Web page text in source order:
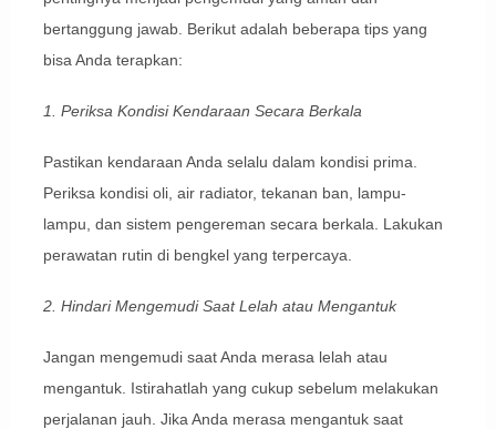
bertanggung jawab. Berikut adalah beberapa tips yang
bisa Anda terapkan:
1. Periksa Kondisi Kendaraan Secara Berkala
Pastikan kendaraan Anda selalu dalam kondisi prima.
Periksa kondisi oli, air radiator, tekanan ban, lampu-
lampu, dan sistem pengereman secara berkala. Lakukan
perawatan rutin di bengkel yang terpercaya.
2. Hindari Mengemudi Saat Lelah atau Mengantuk
Jangan mengemudi saat Anda merasa lelah atau
mengantuk. Istirahatlah yang cukup sebelum melakukan
perjalanan jauh. Jika Anda merasa mengantuk saat